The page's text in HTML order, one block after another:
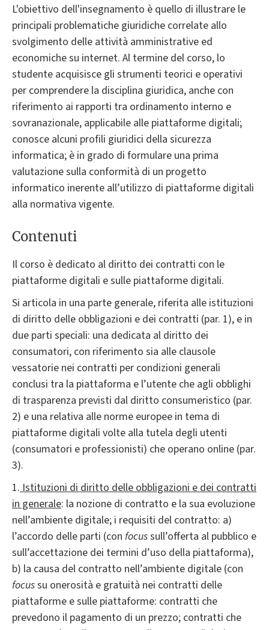
L'obiettivo dell'insegnamento è quello di illustrare le
principali problematiche giuridiche correlate allo
svolgimento delle attività amministrative ed
economiche su internet. Al termine del corso, lo
studente acquisisce gli strumenti teorici e operativi
per comprendere la disciplina giuridica, anche con
riferimento ai rapporti tra ordinamento interno e
sovranazionale, applicabile alle piattaforme digitali;
conosce alcuni profili giuridici della sicurezza
informatica; è in grado di formulare una prima
valutazione sulla conformità di un progetto
informatico inerente all’utilizzo di piattaforme digitali
alla normativa vigente.
Contenuti
Il corso è dedicato al diritto dei contratti con le
piattaforme digitali e sulle piattaforme digitali.
Si articola in una parte generale, riferita alle istituzioni
di diritto delle obbligazioni e dei contratti (par. 1), e in
due parti speciali: una dedicata al diritto dei
consumatori, con riferimento sia alle clausole
vessatorie nei contratti per condizioni generali
conclusi tra la piattaforma e l’utente che agli obblighi
di trasparenza previsti dal diritto consumeristico (par.
2) e una relativa alle norme europee in tema di
piattaforme digitali volte alla tutela degli utenti
(consumatori e professionisti) che operano online (par.
3).
1.Istituzioni di diritto delle obbligazioni e dei contratti
in generale: la nozione di contratto e la sua evoluzione
nell’ambiente digitale; i requisiti del contratto: a)
l’accordo delle parti (con focussull’offerta al pubblico e
sull’accettazione dei termini d’uso della piattaforma),
b) la causa del contratto nell’ambiente digitale (con
focussu onerosità e gratuità nei contratti delle
piattaforme e sulle piattaforme: contratti che
prevedono il pagamento di un prezzo; contratti che